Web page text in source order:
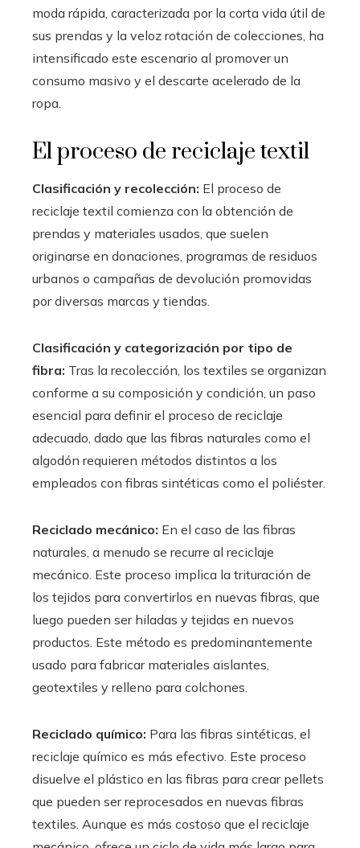
moda rápida, caracterizada por la corta vida útil de
sus prendas y la veloz rotación de colecciones, ha
intensificado este escenario al promover un
consumo masivo y el descarte acelerado de la
ropa.
El proceso de reciclaje textil
Clasificación y recolección: El proceso de
reciclaje textil comienza con la obtención de
prendas y materiales usados, que suelen
originarse en donaciones, programas de residuos
urbanos o campañas de devolución promovidas
por diversas marcas y tiendas.
Clasificación y categorización por tipo de
fibra: Tras la recolección, los textiles se organizan
conforme a su composición y condición, un paso
esencial para definir el proceso de reciclaje
adecuado, dado que las fibras naturales como el
algodón requieren métodos distintos a los
empleados con fibras sintéticas como el poliéster.
Reciclado mecánico: En el caso de las fibras
naturales, a menudo se recurre al reciclaje
mecánico. Este proceso implica la trituración de
los tejidos para convertirlos en nuevas fibras, que
luego pueden ser hiladas y tejidas en nuevos
productos. Este método es predominantemente
usado para fabricar materiales aislantes,
geotextiles y relleno para colchones.
Reciclado químico: Para las fibras sintéticas, el
reciclaje químico es más efectivo. Este proceso
disuelve el plástico en las fibras para crear pellets
que pueden ser reprocesados en nuevas fibras
textiles. Aunque es más costoso que el reciclaje